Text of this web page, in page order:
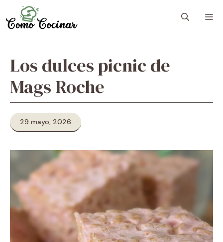
to
content
Los dulces picnic de
Mags Roche
29 mayo, 2026